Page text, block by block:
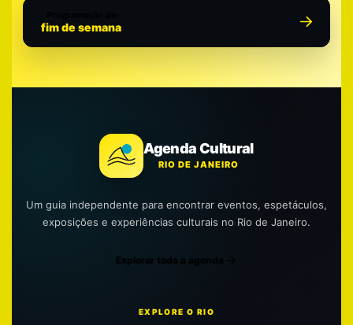
fim de semana
Agenda Cultural
RIO DE JANEIRO
Um guia independente para encontrar eventos, espetáculos,
exposições e experiências culturais no Rio de Janeiro.
Explorar toda a agenda
EXPLORE O RIO